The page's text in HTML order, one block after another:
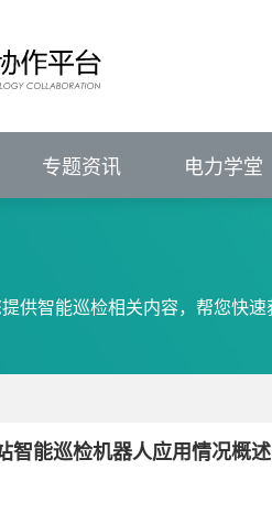
专家库于一体的协同
Committee - Transmission &
Committee - Power System
专业技术发展
专题资讯 电力学堂
供智能巡检相关内容，帮您快
智能巡检机器人应用情况概述